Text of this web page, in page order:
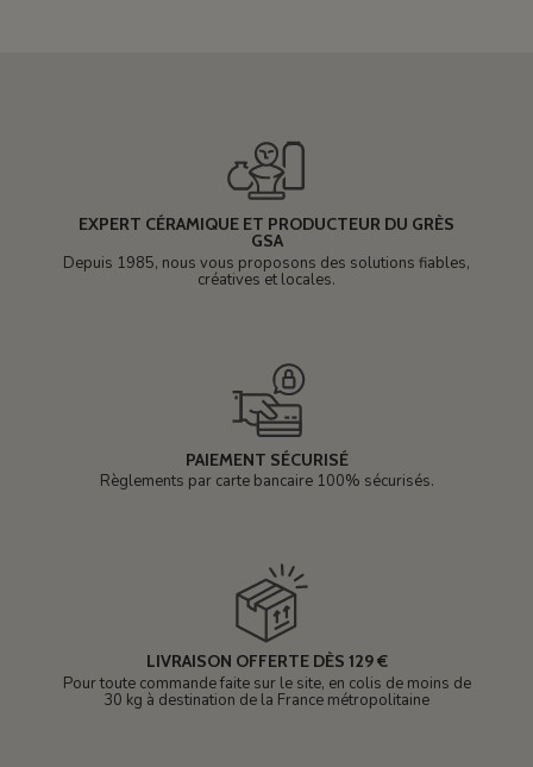
EXPERT CÉRAMIQUE ET PRODUCTEUR DU GRÈS
GSA
Depuis 1985, nous vous proposons des solutions fiables,
créatives et locales.
PAIEMENT SÉCURISÉ
Règlements par carte bancaire 100% sécurisés.
LIVRAISON OFFERTE DÈS 129 €
Pour toute commande faite sur le site, en colis de moins de
30 kg à destination de la France métropolitaine